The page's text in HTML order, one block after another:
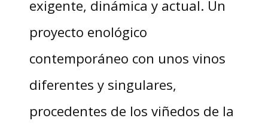
exigente, dinámica y actual. Un
proyecto enológico
contemporáneo con unos vinos
diferentes y singulares,
procedentes de los viñedos de la